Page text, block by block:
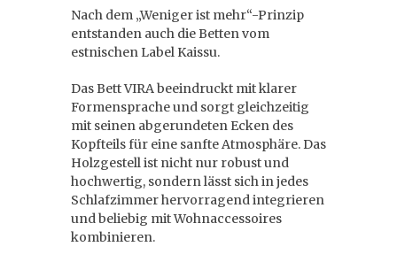
Nach dem „Weniger ist mehr“-Prinzip
entstanden auch die Betten vom
estnischen Label Kaissu.
Das Bett VIRA beeindruckt mit klarer
Formensprache und sorgt gleichzeitig
mit seinen abgerundeten Ecken des
Kopfteils für eine sanfte Atmosphäre. Das
Holzgestell ist nicht nur robust und
hochwertig, sondern lässt sich in jedes
Schlafzimmer hervorragend integrieren
und beliebig mit Wohnaccessoires
kombinieren.